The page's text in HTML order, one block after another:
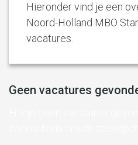
Hieronder vind je een
Noord-Holland MBO
vacatures.
Geen vacatures